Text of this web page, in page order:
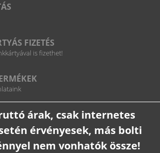
FIZETÉS
is fizethet!
árak, csak internetes
érvényesek, más bolti
nem vonhatók össze!